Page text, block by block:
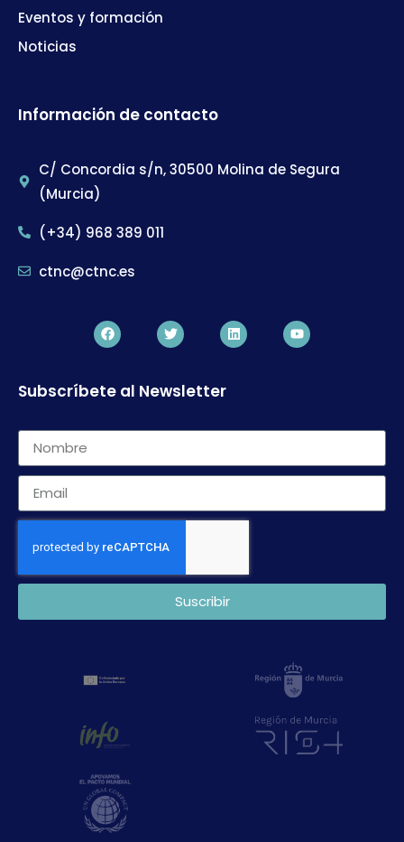
Eventos y formación
Noticias
Información de contacto
C/ Concordia s/n, 30500 Molina de Segura
(Murcia)
(+34) 968 389 011
ctnc@ctnc.es
Subscríbete al Newsletter
Suscribir